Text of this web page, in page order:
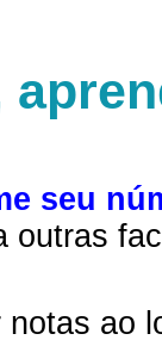
seu
outras
ao